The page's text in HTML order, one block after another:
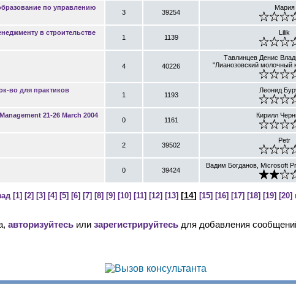
по управлению
3 39254
Мария
в строительстве
1 1139
Lilik
4
40226
Тавлинцев Денис
"Лианозовский молочный
во для практиков
1 1193
Леонид
21-26 March 2004
0 1161
Кирилл
2 39502
Petr
0 39424
Вадим Богданов, Microsoft
[1] [2] [3] [4] [5] [6] [7] [8] [9] [10] [11] [12] [13] [14] [15] [16] [17] [18] [19] [20]
авторизуйтесьили зарегистрируйтесьдля добавления